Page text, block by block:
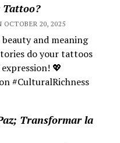
Tattoo?
20, 2025
and meaning
do your tattoos
💖
#CulturalRichness
Transformar la